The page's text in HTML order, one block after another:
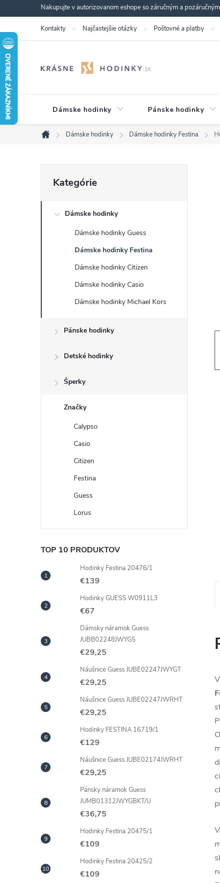
na
obsah
Nakupujte v autorizovanom eshope so záručným a
Kontakty Najčastejšie otázky Poštovné a platby
Dámske hodinky Pánske hodinky
Domov
Dámske hodinky Dámske hodinky Festina
o
a
kategórie
Kategórie
Dámske hodinky
Dámske hodinky Guess
Dámske hodinky Festina
Dámske hodinky Citizen
Dámske hodinky Casio
Dámske hodinky Michael Kors
Pánske hodinky
Detské hodinky
Šperky
Značky
Calypso
Casio
Citizen
Festina
Guess
Lorus
TOP 10 PRODUKTOV
Hodinky Festina 20476/1
€139
Hodinky GUESS W0911L3
€67
Dámsky náramok Guess
JUBB02248JWYGS
€29,25
Náušnice Guess JUBE02247JWYGT
€29,25
Náušnice Guess JUBE02247JWRHT
€29,25
Hodinky FESTINA 16719/1
€129
Náušnice Guess JUBE02174JWRHT
€29,25
Pánsky náramok Guess
JUMB01312JWYGBKT/U
€36,75
Hodinky Festina 20475/1
€109
Hodinky Festina 20425/2
€109